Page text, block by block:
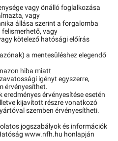
vagy önálló foglalkozása
vagy
állása szerint a forgalomba
vagy
kötelező hatósági előírás
a mentesüléshez elegendő
hiba miatt
igényt egyszerre,
érvényesíthet.
érvényesítése esetén
kijavított részre vonatkozó
szemben érvényesítheti.
jogszabályok és információk
www.nfh.hu honlapján